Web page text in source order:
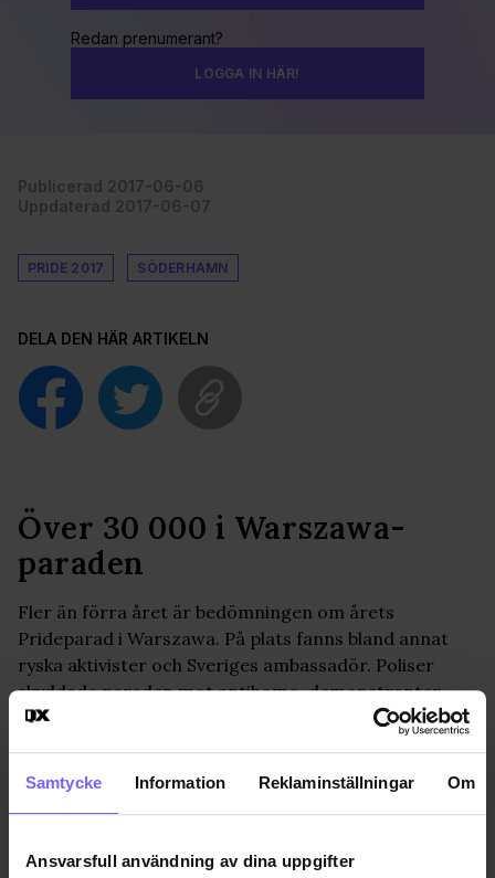
Samtycke Information Reklaminställningar Om
Ansvarsfull användning av dina uppgifter
Redan prenumerant?
LOGGA IN HÄR!
Publicerad 2017-06-06
Uppdaterad 2017-06-07
PRIDE 2017 SÖDERHAMN
DELA DEN HÄR ARTIKELN
Över 30 000 i Warszawa-
paraden
Fler än förra året är bedömningen om årets
Prideparad i Warszawa. På plats fanns bland annat
ryska aktivister och Sveriges ambassadör. Poliser
skyddade paraden mot antihomo-demonstranter.